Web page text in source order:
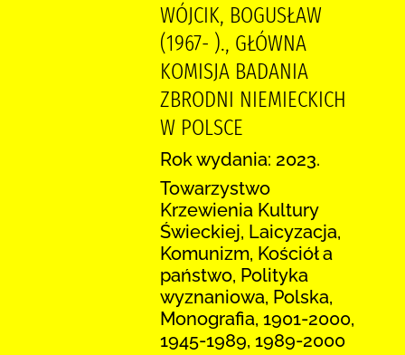
WÓJCIK, BOGUSŁAW
(1967- )., GŁÓWNA
KOMISJA BADANIA
ZBRODNI NIEMIECKICH
W POLSCE
Rok wydania: 2023.
Towarzystwo
Krzewienia Kultury
Świeckiej, Laicyzacja,
Komunizm, Kościół a
państwo, Polityka
wyznaniowa, Polska,
Monografia, 1901-2000,
1945-1989, 1989-2000